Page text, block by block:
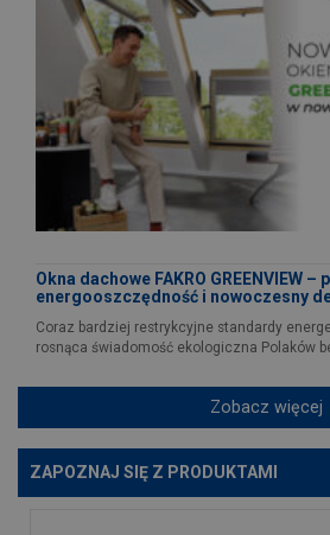
Okna dachowe FAKRO GREENVIEW –
energooszczędność i nowoczesny
Coraz bardziej restrykcyjne standardy
rosnąca świadomość ekologiczna Polaków
Zobacz więcej
ZAPOZNAJ SIĘ Z PRODUKTAMI